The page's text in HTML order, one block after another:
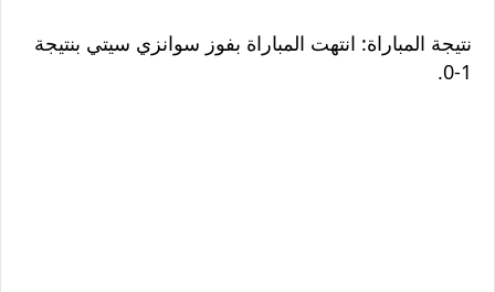
نتيجة المباراة: انتهت المباراة بفوز سوانزي سيتي بنتيجة
1-0.